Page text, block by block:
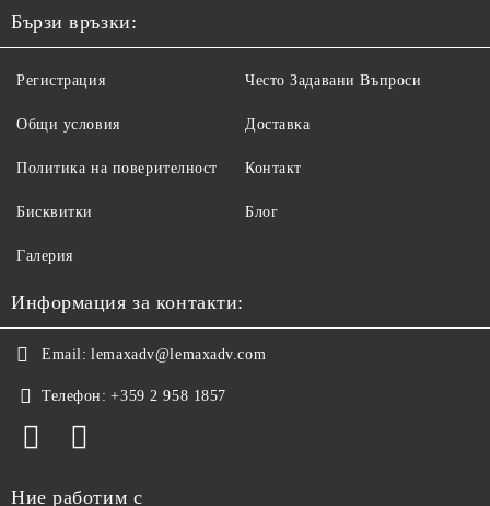
Бързи връзки:
Регистрация
Общи условия
Политика на поверителност
Бисквитки
Често Задавани Въпроси
Доставка
Контакт
Блог
Галерия
Информация за контакти:
Email: lemaxadv@lemaxadv.com
Телефон: +359 2 958 1857
Ние работим с